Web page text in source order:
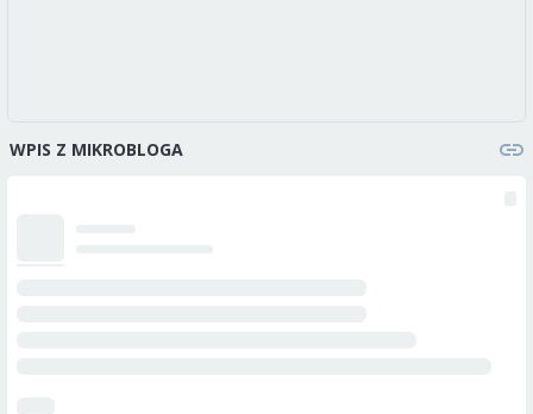
WPIS Z MIKROBLOGA